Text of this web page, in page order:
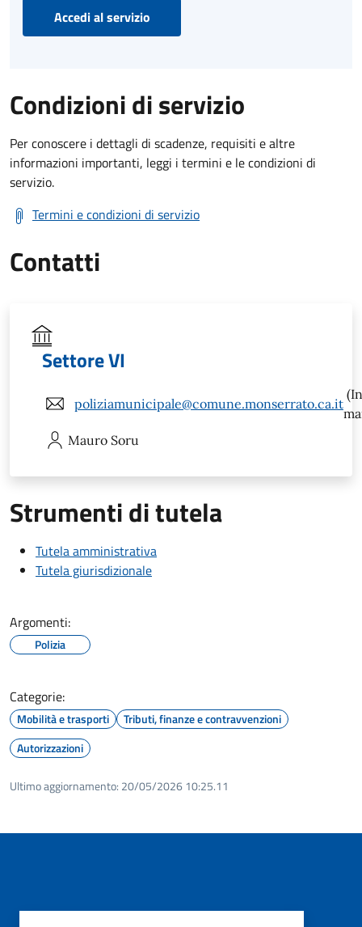
Accedi al servizio
Condizioni di servizio
Per conoscere i dettagli di scadenze, requisiti e altre
informazioni importanti, leggi i termini e le condizioni di
servizio.
Termini e condizioni di servizio
Contatti
Settore VI
poliziamunicipale@comune.monserrato.ca.it
Mauro Soru
Strumenti di tutela
Tutela amministrativa
Tutela giurisdizionale
Argomenti:
Polizia
Categorie:
Mobilità e trasporti
Tributi, finanze e contravvenzioni
Autorizzazioni
Ultimo aggiornamento: 20/05/2026 10:25.11